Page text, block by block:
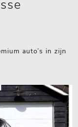
auto’s in zijn